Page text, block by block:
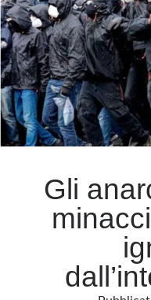
Accedi
Feed dei contenuti
Feed dei commenti
WordPress.org
Gli